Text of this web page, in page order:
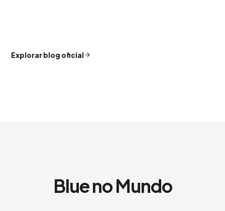
Explorar blog oficial
Blue no Mundo